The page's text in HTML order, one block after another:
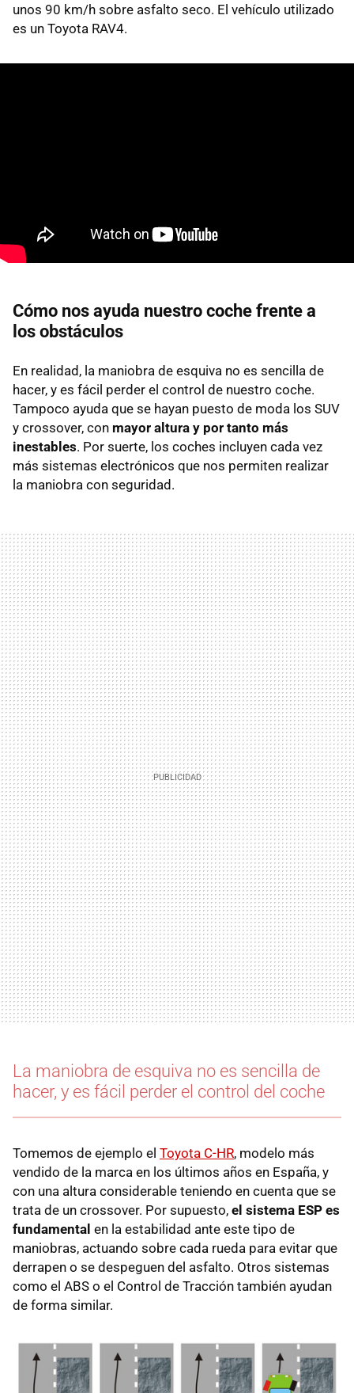
unos 90 km/h sobre asfalto seco. El vehículo utilizado
es un Toyota RAV4.
Cómo nos ayuda nuestro coche frente a
los obstáculos
En realidad, la maniobra de esquiva no es sencilla de
hacer, y es fácil perder el control de nuestro coche.
Tampoco ayuda que se hayan puesto de moda los SUV
y crossover, con mayor altura y por tanto más
inestables. Por suerte, los coches incluyen cada vez
más sistemas electrónicos que nos permiten realizar
la maniobra con seguridad.
La maniobra de esquiva no es sencilla de
hacer, y es fácil perder el control del coche
Tomemos de ejemplo el Toyota C-HR, modelo más
vendido de la marca en los últimos años en España, y
con una altura considerable teniendo en cuenta que se
trata de un crossover. Por supuesto, el sistema ESP es
fundamental en la estabilidad ante este tipo de
maniobras, actuando sobre cada rueda para evitar que
derrapen o se despeguen del asfalto. Otros sistemas
como el ABS o el Control de Tracción también ayudan
de forma similar.